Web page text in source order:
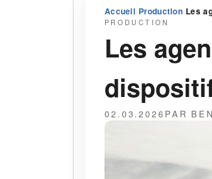
Accueil›Production›Les
PRODUCTION
Les
02.03.2026PAR